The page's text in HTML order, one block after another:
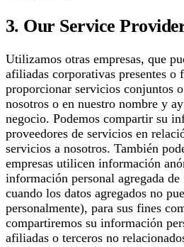
3. Our Service
Utilizamos otras empresas, que
afiliadas corporativas presentes o
proporcionar servicios conjuntos
nosotros o en nuestro nombre y
negocio. Podemos compartir su
proveedores de servicios en
servicios a nosotros. También
empresas utilicen información
información personal agregada
cuando los datos agregados no
personalmente), para sus fines
compartiremos su información
afiliadas o terceros no